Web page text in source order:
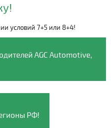
условий 7+5 или 8+4!
AGC Automotive,
РФ!